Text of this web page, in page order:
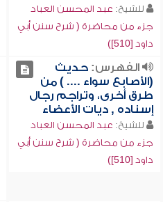
للشيخ: عبد المحسن العباد
جزء من محاضرة ( شرح سنن أبي
داود [510])
الفهرس:حديث
(الأصابع سواء .... ) من
طرق أخرى، وتراجم رجال
إسناده , ديات الأعضاء
للشيخ: عبد المحسن العباد
جزء من محاضرة ( شرح سنن أبي
داود [510])